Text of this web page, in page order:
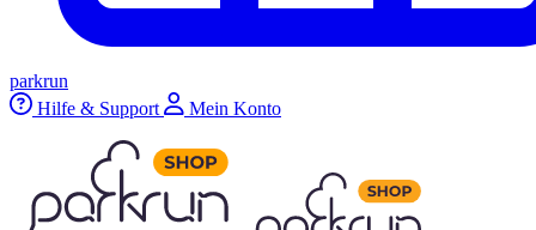
parkrun
Hilfe & Support
Mein Konto